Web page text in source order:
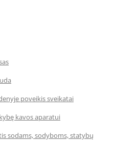
poveikis sveikatai
kavos aparatui
sodams, sodyboms, statybų